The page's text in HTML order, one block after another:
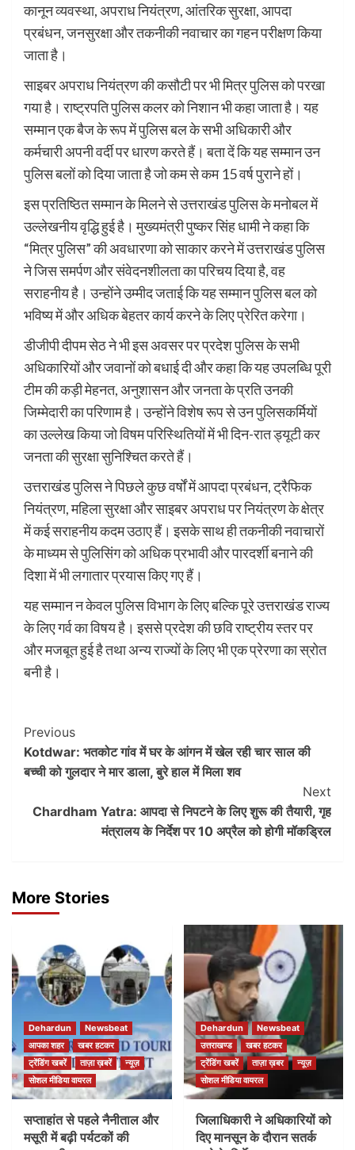
कानून व्यवस्था, अपराध नियंत्रण, आंतरिक सुरक्षा, आपदा
प्रबंधन, जनसुरक्षा और तकनीकी नवाचार का गहन परीक्षण किया
जाता है।
साइबर अपराध नियंत्रण की कसौटी पर भी मित्र पुलिस को परखा
गया है। राष्ट्रपति पुलिस कलर को निशान भी कहा जाता है। यह
सम्मान एक बैज के रूप में पुलिस बल के सभी अधिकारी और
कर्मचारी अपनी वर्दी पर धारण करते हैं। बता दें कि यह सम्मान उन
पुलिस बलों को दिया जाता है जो कम से कम 15 वर्ष पुराने हों।
इस प्रतिष्ठित सम्मान के मिलने से उत्तराखंड पुलिस के मनोबल में
उल्लेखनीय वृद्धि हुई है। मुख्यमंत्री पुष्कर सिंह धामी ने कहा कि
“मित्र पुलिस” की अवधारणा को साकार करने में उत्तराखंड पुलिस
ने जिस समर्पण और संवेदनशीलता का परिचय दिया है, वह
सराहनीय है। उन्होंने उम्मीद जताई कि यह सम्मान पुलिस बल को
भविष्य में और अधिक बेहतर कार्य करने के लिए प्रेरित करेगा।
डीजीपी दीपम सेठ ने भी इस अवसर पर प्रदेश पुलिस के सभी
अधिकारियों और जवानों को बधाई दी और कहा कि यह उपलब्धि पूरी
टीम की कड़ी मेहनत, अनुशासन और जनता के प्रति उनकी
जिम्मेदारी का परिणाम है। उन्होंने विशेष रूप से उन पुलिसकर्मियों
का उल्लेख किया जो विषम परिस्थितियों में भी दिन-रात ड्यूटी कर
जनता की सुरक्षा सुनिश्चित करते हैं।
उत्तराखंड पुलिस ने पिछले कुछ वर्षों में आपदा प्रबंधन, ट्रैफिक
नियंत्रण, महिला सुरक्षा और साइबर अपराध पर नियंत्रण के क्षेत्र
में कई सराहनीय कदम उठाए हैं। इसके साथ ही तकनीकी नवाचारों
के माध्यम से पुलिसिंग को अधिक प्रभावी और पारदर्शी बनाने की
दिशा में भी लगातार प्रयास किए गए हैं।
यह सम्मान न केवल पुलिस विभाग के लिए बल्कि पूरे उत्तराखंड राज्य
के लिए गर्व का विषय है। इससे प्रदेश की छवि राष्ट्रीय स्तर पर
और मजबूत हुई है तथा अन्य राज्यों के लिए भी एक प्रेरणा का स्रोत
बनी है।
Post
Navigation
Previous
Kotdwar: भतकोट गांव में घर के आंगन में खेल रही चार साल की
बच्ची को गुलदार ने मार डाला, बुरे हाल में मिला शव
Next
Chardham Yatra: आपदा से निपटने के लिए शुरू की तैयारी, गृह
मंत्रालय के निर्देश पर 10 अप्रैल को होगी मॉकड्रिल
More Stories
Dehardun
Newsbeat
आपका शहर
खबर हटकर
ट्रेंडिंग खबरें
ताज़ा ख़बरें
न्यूज़
सोशल मीडिया वायरल
सप्ताहांत से पहले नैनीताल और
मसूरी में बढ़ी पर्यटकों की
Dehardun
Newsbeat
उत्तराखण्ड
खबर हटकर
ट्रेंडिंग खबरें
ताज़ा ख़बर
न्यूज़
सोशल मीडिया वायरल
जिलाधिकारी ने अधिकारियों को
दिए मानसून के दौरान सतर्क